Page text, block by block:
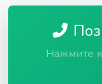
Нажмите